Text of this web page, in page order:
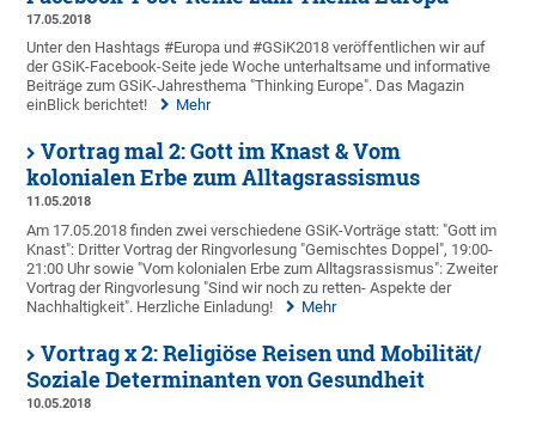
17.05.2018
Unter den Hashtags #Europa und #GSiK2018 veröffentlichen wir auf
der GSiK-Facebook-Seite jede Woche unterhaltsame und informative
Beiträge zum GSiK-Jahresthema "Thinking Europe". Das Magazin
einBlick berichtet!
Mehr
Vortrag mal 2: Gott im Knast & Vom
kolonialen Erbe zum Alltagsrassismus
11.05.2018
Am 17.05.2018 finden zwei verschiedene GSiK-Vorträge statt: "Gott im
Knast": Dritter Vortrag der Ringvorlesung "Gemischtes Doppel", 19:00-
21:00 Uhr sowie "Vom kolonialen Erbe zum Alltagsrassismus": Zweiter
Vortrag der Ringvorlesung "Sind wir noch zu retten- Aspekte der
Nachhaltigkeit". Herzliche Einladung!
Mehr
Vortrag x 2: Religiöse Reisen und Mobilität/
Soziale Determinanten von Gesundheit
10.05.2018